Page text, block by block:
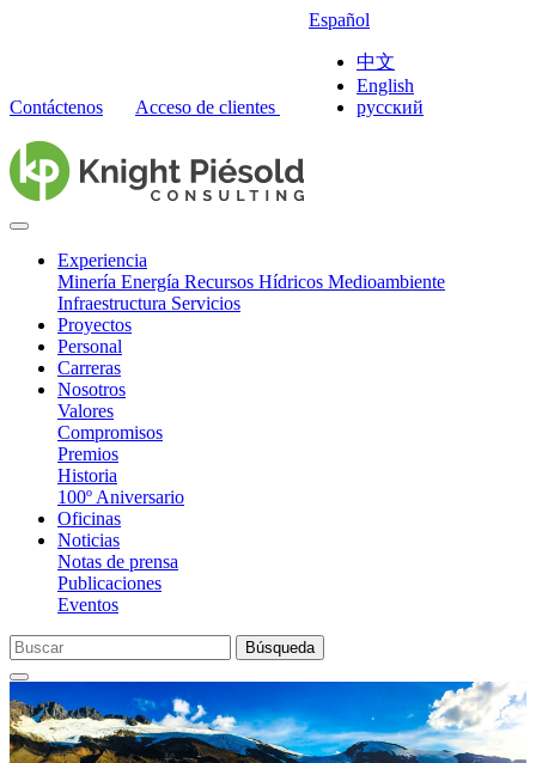
Contáctenos Acceso de clientes
Español
中文
English
русский
Experiencia
Minería Energía Recursos Hídricos Medioambiente
Infraestructura Servicios
Proyectos
Personal
Carreras
Nosotros
Valores
Compromisos
Premios
Historia
100º Aniversario
Oficinas
Noticias
Notas de prensa
Publicaciones
Eventos
Búsqueda